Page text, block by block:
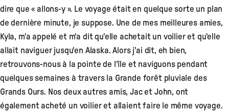
dire que « allons-y ». Le voyage était en quelque sorte un plan
de dernière minute, je suppose. Une de mes meilleures amies,
Kyla, m'a appelé et m'a dit qu'elle achetait un voilier et qu'elle
allait naviguer jusqu'en Alaska. Alors j'ai dit, eh bien,
retrouvons-nous à la pointe de l'île et naviguons pendant
quelques semaines à travers la Grande forêt pluviale des
Grands Ours. Nos deux autres amis, Jac et John, ont
également acheté un voilier et allaient faire le même voyage.